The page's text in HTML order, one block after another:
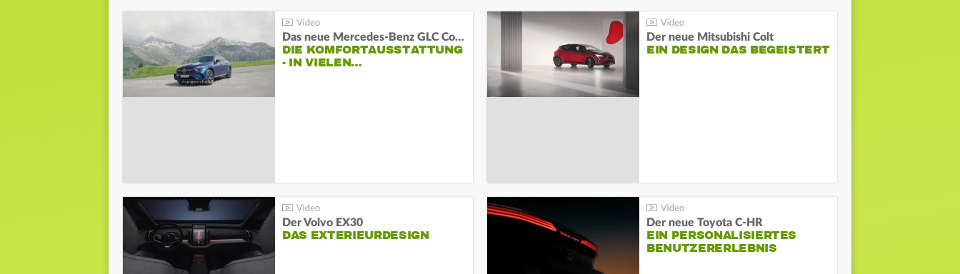
Das neue Mercedes-Benz GLC Coupé
DIE KOMFORTAUSSTATTUNG
- IN VIELEN…
Der neue Mitsubishi Colt
EIN DESIGN DAS BEGEISTERT
Der Volvo EX30
DAS EXTERIEURDESIGN
Der neue Toyota C-HR
EIN PERSONALISIERTES
BENUTZERERLEBNIS